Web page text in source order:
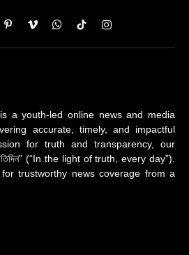
PinterestVimeoWhatsAppTikTokInstagram
is a youth-led online news and media
accurate, timely, and impactful
for truth and transparency, our
(“In the light of truth, every day”).
trustworthy news coverage from a